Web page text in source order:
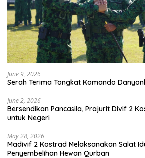
June 9, 2026
Serah Terima Tongkat Komando
June 2, 2026
Bersendikan Pancasila, Prajurit Divif 2
untuk Negeri
May 28, 2026
Madivif 2 Kostrad Melaksanakan Salat
Penyembelihan Hewan Qurban